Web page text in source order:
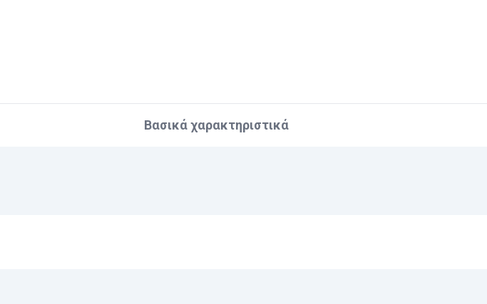
Βασικά χαρακτηριστικά